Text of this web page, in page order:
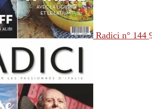
Radici n° 144